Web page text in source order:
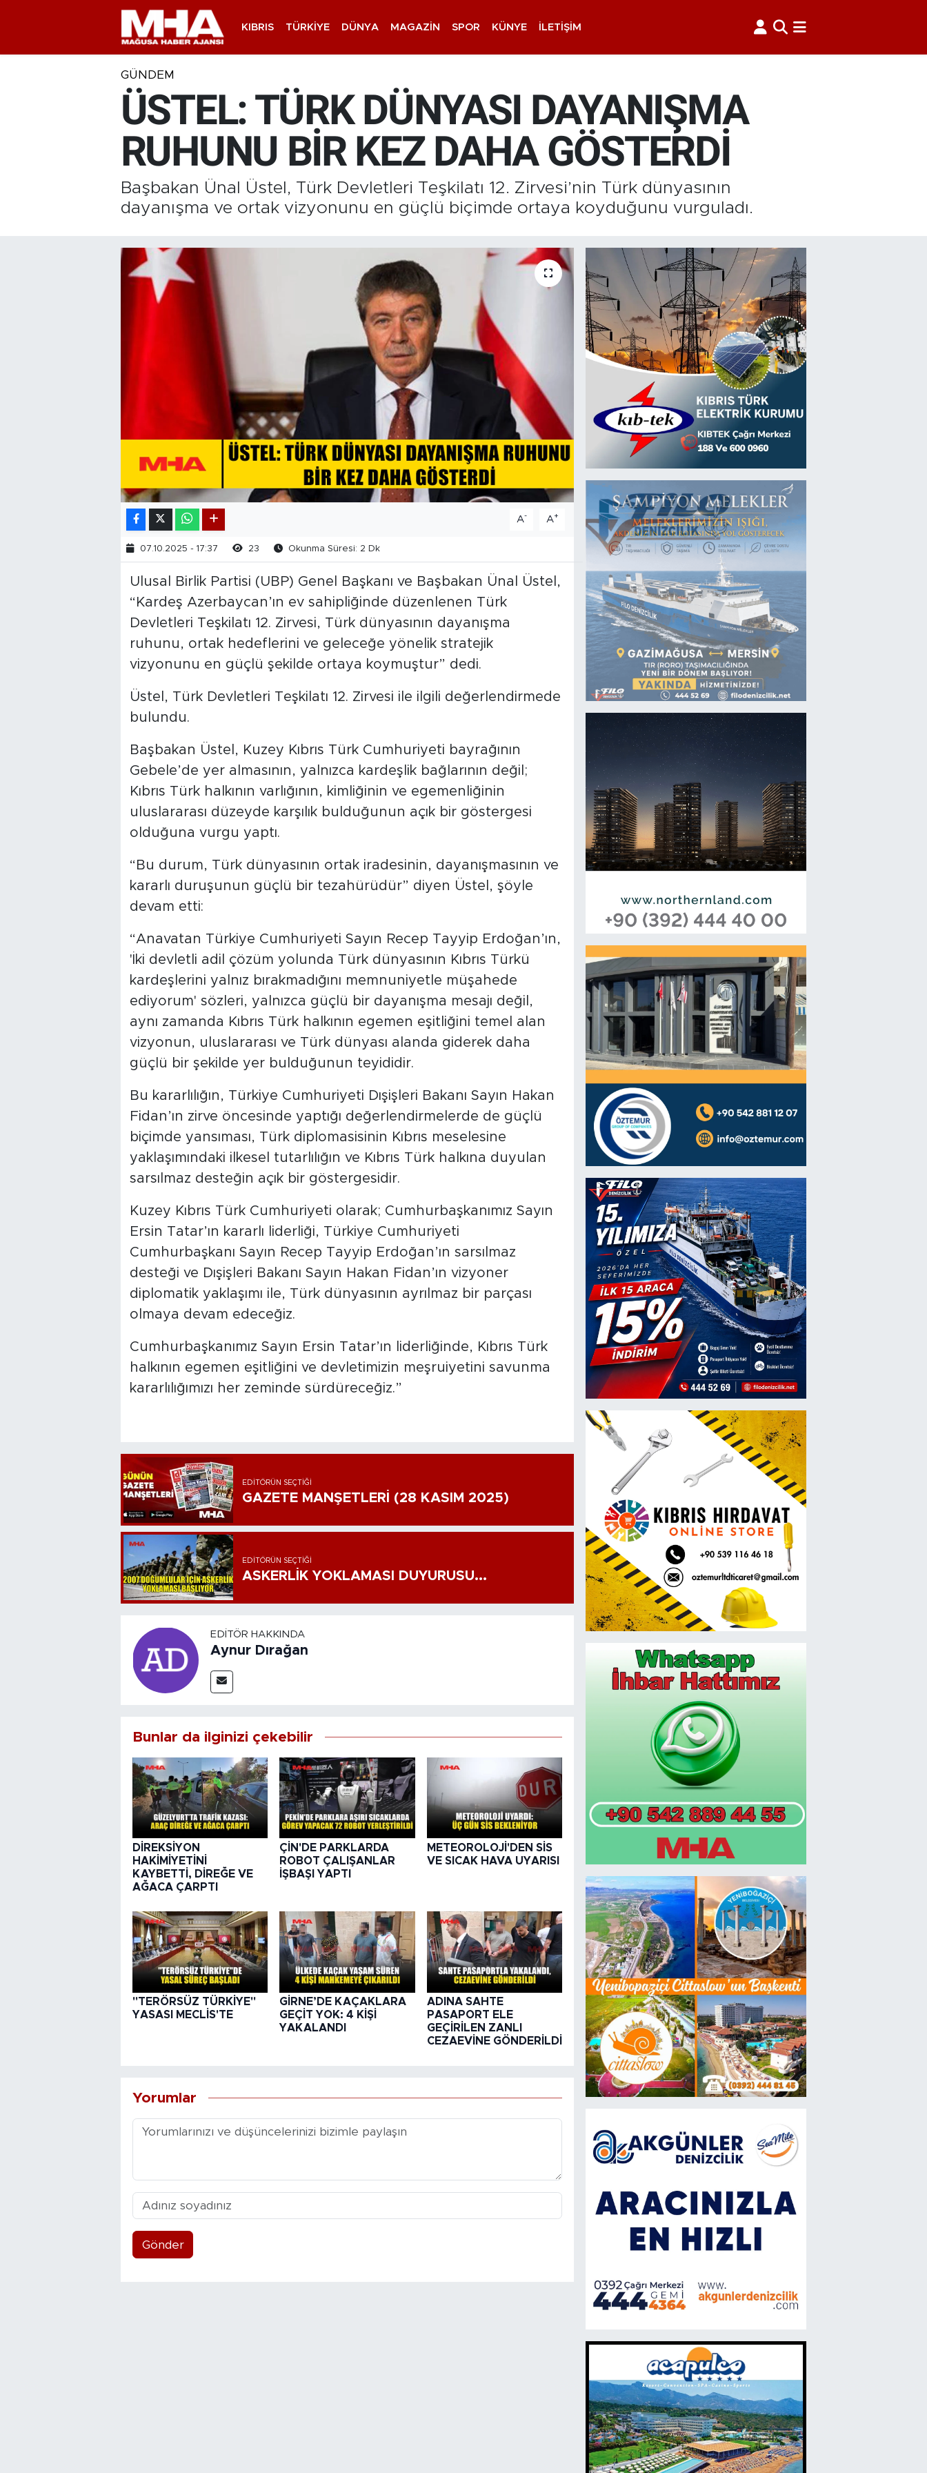
KIBRIS TÜRKIYE DÜNYA MAGAZIN SPOR KÜNYE İLETIŞIM
GÜNDEM
ÜSTEL: TÜRK DÜNYASI DAYANIŞMA
RUHUNU BİR KEZ DAHA GÖSTERDİ
Başbakan Ünal Üstel, Türk Devletleri Teşkilatı 12. Zirvesi’nin Türk dünyasının
dayanışma ve ortak vizyonunu en güçlü biçimde ortaya koyduğunu vurguladı.
A- A+
07.10.2025 - 17:37 23 Okunma Süresi: 2 Dk
Ulusal Birlik Partisi (UBP) Genel Başkanı ve Başbakan Ünal Üstel,
“Kardeş Azerbaycan’ın ev sahipliğinde düzenlenen Türk
Devletleri Teşkilatı 12. Zirvesi, Türk dünyasının dayanışma
ruhunu, ortak hedeflerini ve geleceğe yönelik stratejik
vizyonunu en güçlü şekilde ortaya koymuştur” dedi.
Üstel, Türk Devletleri Teşkilatı 12. Zirvesi ile ilgili değerlendirmede
bulundu.
Başbakan Üstel, Kuzey Kıbrıs Türk Cumhuriyeti bayrağının
Gebele’de yer almasının, yalnızca kardeşlik bağlarının değil;
Kıbrıs Türk halkının varlığının, kimliğinin ve egemenliğinin
uluslararası düzeyde karşılık bulduğunun açık bir göstergesi
olduğuna vurgu yaptı.
“Bu durum, Türk dünyasının ortak iradesinin, dayanışmasının ve
kararlı duruşunun güçlü bir tezahürüdür” diyen Üstel, şöyle
devam etti:
“Anavatan Türkiye Cumhuriyeti Sayın Recep Tayyip Erdoğan’ın,
'İki devletli adil çözüm yolunda Türk dünyasının Kıbrıs Türkü
kardeşlerini yalnız bırakmadığını memnuniyetle müşahede
ediyorum' sözleri, yalnızca güçlü bir dayanışma mesajı değil,
aynı zamanda Kıbrıs Türk halkının egemen eşitliğini temel alan
vizyonun, uluslararası ve Türk dünyası alanda giderek daha
güçlü bir şekilde yer bulduğunun teyididir.
Bu kararlılığın, Türkiye Cumhuriyeti Dışişleri Bakanı Sayın Hakan
Fidan’ın zirve öncesinde yaptığı değerlendirmelerde de güçlü
biçimde yansıması, Türk diplomasisinin Kıbrıs meselesine
yaklaşımındaki ilkesel tutarlılığın ve Kıbrıs Türk halkına duyulan
sarsılmaz desteğin açık bir göstergesidir.
Kuzey Kıbrıs Türk Cumhuriyeti olarak; Cumhurbaşkanımız Sayın
Ersin Tatar’ın kararlı liderliği, Türkiye Cumhuriyeti
Cumhurbaşkanı Sayın Recep Tayyip Erdoğan’ın sarsılmaz
desteği ve Dışişleri Bakanı Sayın Hakan Fidan’ın vizyoner
diplomatik yaklaşımı ile, Türk dünyasının ayrılmaz bir parçası
olmaya devam edeceğiz.
Cumhurbaşkanımız Sayın Ersin Tatar’ın liderliğinde, Kıbrıs Türk
halkının egemen eşitliğini ve devletimizin meşruiyetini savunma
kararlılığımızı her zeminde sürdüreceğiz.”
EDITÖRÜN SEÇTIĞI
GAZETE MANŞETLERİ (28 KASIM 2025)
EDITÖRÜN SEÇTIĞI
ASKERLİK YOKLAMASI DUYURUSU...
EDITÖR HAKKINDA
Aynur Dırağan
Bunlar da ilginizi çekebilir
DİREKSİYON
HAKİMİYETİNİ
KAYBETTİ, DİREĞE VE
AĞACA ÇARPTI
ÇİN'DE PARKLARDA
ROBOT ÇALIŞANLAR
İŞBAŞI YAPTI
METEOROLOJİ'DEN SİS
VE SICAK HAVA UYARISI
"TERÖRSÜZ TÜRKİYE"
YASASI MECLİS'TE
GİRNE’DE KAÇAKLARA
GEÇİT YOK: 4 KİŞİ
YAKALANDI
ADINA SAHTE
PASAPORT ELE
GEÇİRİLEN ZANLI
CEZAEVİNE GÖNDERİLDİ
Yorumlar
Gönder